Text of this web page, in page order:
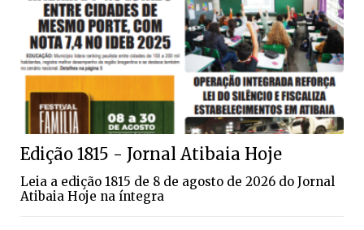
Edição 1815 - Jornal Atibaia Hoje
Leia a edição 1815 de 8 de agosto de 2026 do Jornal
Atibaia Hoje na íntegra